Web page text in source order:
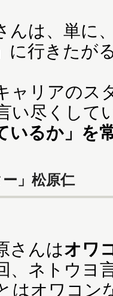
は、単に
に行きたが
リアのス
い尽くして
いるか」を
」松原仁
さんはオワ
、ネトウヨ
はオワコン